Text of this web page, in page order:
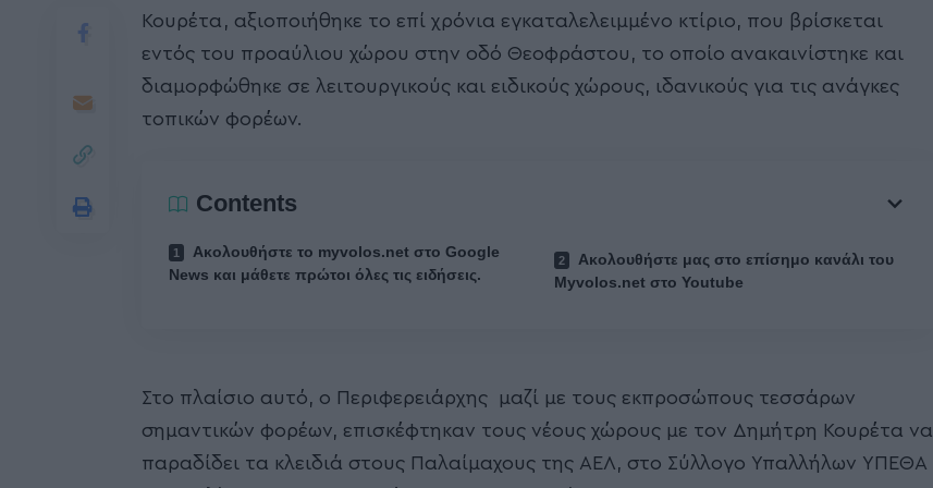
Κουρέτα, αξιοποιήθηκε το επί χρόνια εγκαταλελειμμένο κτίριο, που βρίσκεται
εντός του προαύλιου χώρου στην οδό Θεοφράστου, το οποίο ανακαινίστηκε και
διαμορφώθηκε σε λειτουργικούς και ειδικούς χώρους, ιδανικούς για τις ανάγκες
τοπικών φορέων.
Contents
Ακολουθήστε το myvolos.net στο Google
News και μάθετε πρώτοι όλες τις ειδήσεις.
Ακολουθήστε μας στο επίσημο κανάλι του
Myvolos.net στο Youtube
Στο πλαίσιο αυτό, ο Περιφερειάρχης μαζί με τους εκπροσώπους τεσσάρων
σημαντικών φορέων, επισκέφτηκαν τους νέους χώρους με τον Δημήτρη Κουρέτα να
παραδίδει τα κλειδιά στους Παλαίμαχους της ΑΕΛ, στο Σύλλογο Υπαλλήλων ΥΠΕΘΑ